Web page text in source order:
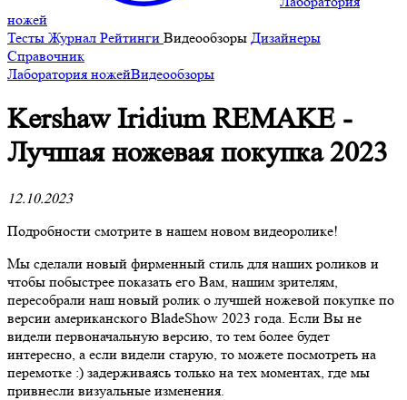
ножей
Тесты Журнал Рейтинги Видеообзоры Дизайнеры
Справочник
Лаборатория ножейВидеообзоры
Kershaw Iridium REMAKE -
Лучшая ножевая покупка 2023
12.10.2023
Подробности смотрите в нашем новом видеоролике!
Мы сделали новый фирменный стиль для наших роликов и
чтобы побыстрее показать его Вам, нашим зрителям,
пересобрали наш новый ролик о лучшей ножевой покупке по
версии американского BladeShow 2023 года. Если Вы не
видели первоначальную версию, то тем более будет
интересно, а если видели старую, то можете посмотреть на
перемотке :) задерживаясь только на тех моментах, где мы
привнесли визуальные изменения.